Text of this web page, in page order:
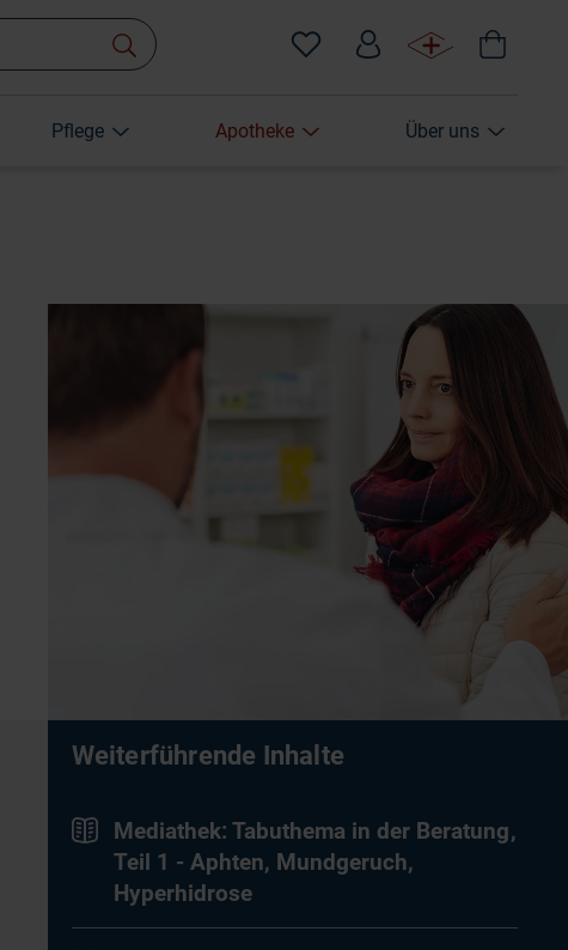
Pflege Apotheke Über uns
Weiterführende Inhalte
Mediathek: Tabuthema in der Beratung,
Teil 1 - Aphten, Mundgeruch,
Hyperhidrose